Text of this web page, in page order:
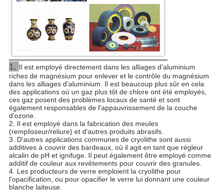
1. Il est employé directement dans les alliages d'aluminium
riches de magnésium pour enlever et le contrôle du magnésium
dans les alliages d'aluminium. Il est beaucoup plus sûr en cela
des applications où un gaz plus tôt de chlore ont été employés,
ces gaz posent des problèmes locaux de santé et sont
également responsables de l'appauvrissement de la couche
d'ozone.
2. Il est employé dans la fabrication des meules
(remplisseur/reliure) et d'autres produits abrasifs.
3. D'autres applications communes de cryolithe sont aussi
additives à couvrir des bardeaux, où il agit en tant que régleur
alcalin de pH et ignifuge. Il peut également être employé comme
additif de couleur aux revêtements pour couvrir des granules.
4. Les producteurs de verre emploient la cryolithe pour
l'opacification, ou pour opacifier le verre lui donnant une couleur
blanche laiteuse.